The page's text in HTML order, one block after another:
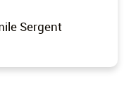
Sergent